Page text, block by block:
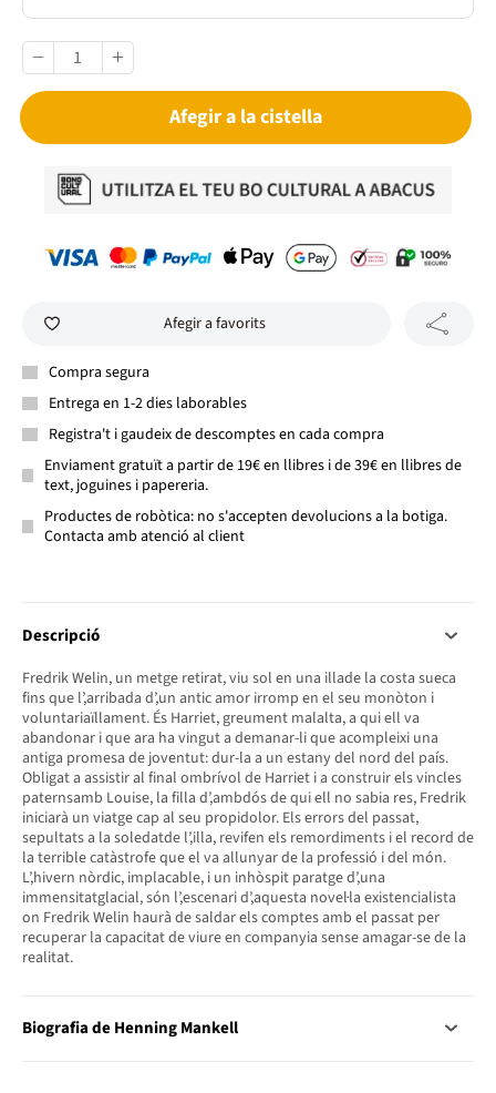
Afegir a la cistella
Afegir a favorits
Compra segura
Entrega en 1-2 dies laborables
Registra't i gaudeix de descomptes en cada compra
Enviament gratuït a partir de 19€ en llibres i de 39€ en llibres de
text, joguines i papereria.
Productes de robòtica: no s'accepten devolucions a la botiga.
Contacta amb atenció al client
Descripció
Fredrik Welin, un metge retirat, viu sol en una illade la costa sueca
fins que l’,arribada d’,un antic amor irromp en el seu monòton i
voluntariaïllament. És Harriet, greument malalta, a qui ell va
abandonar i que ara ha vingut a demanar-li que acompleixi una
antiga promesa de joventut: dur-la a un estany del nord del país.
Obligat a assistir al final ombrívol de Harriet i a construir els vincles
paternsamb Louise, la filla d’,ambdós de qui ell no sabia res, Fredrik
iniciarà un viatge cap al seu propidolor. Els errors del passat,
sepultats a la soledatde l’,illa, revifen els remordiments i el record de
la terrible catàstrofe que el va allunyar de la professió i del món.
L’,hivern nòrdic, implacable, i un inhòspit paratge d’,una
immensitatglacial, són l’,escenari d’,aquesta novel·la existencialista
on Fredrik Welin haurà de saldar els comptes amb el passat per
recuperar la capacitat de viure en companyia sense amagar-se de la
realitat.
Biografia de Henning Mankell